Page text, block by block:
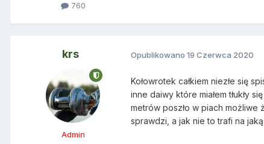
760
krs
Admin
Opublikowano 19 Czerwca 2020
Kołowrotek całkiem niezłe się
inne daiwy które miałem tłukły
metrów poszło w piach
sprawdzi, a jak nie to trafi na